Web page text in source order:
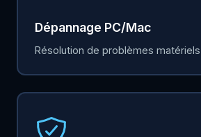
Dépannage PC/Mac
Résolution de problèmes